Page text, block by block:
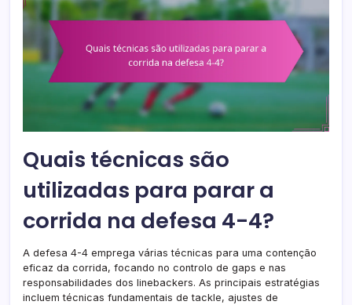
Quais técnicas são
utilizadas para parar a
corrida na defesa 4-4?
A defesa 4-4 emprega várias técnicas para uma contenção
eficaz da corrida, focando no controlo de gaps e nas
responsabilidades dos linebackers. As principais estratégias
incluem técnicas fundamentais de tackle, ajustes de